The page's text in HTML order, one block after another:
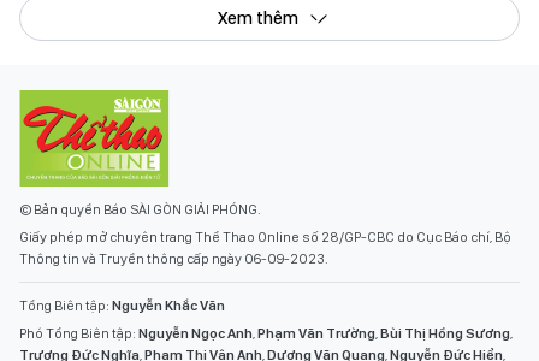
Xem thêm
© Bản quyền Báo SÀI GÒN GIẢI PHÓNG.
Giấy phép mở chuyên trang Thể Thao Online số 28/GP-CBC do Cục Báo chí, Bộ
Thông tin và Truyền thông cấp ngày 06-09-2023.
Tổng Biên tập: Nguyễn Khắc Văn
Phó Tổng Biên tập: Nguyễn Ngọc Anh Phạm Văn Trường Bùi Thị Hồng Sương
Trương Đức Nghĩa Phạm Thị Vân Anh Dương Văn Quang Nguyễn Đức Hiển